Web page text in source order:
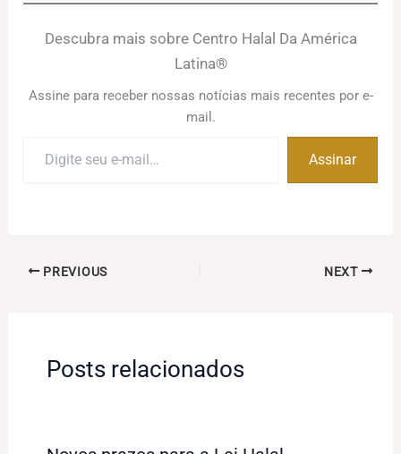
Descubra mais sobre Centro Halal Da América
Latina®
Assine para receber nossas notícias mais recentes por e-
mail.
Assinar
PREVIOUS NEXT
Posts relacionados